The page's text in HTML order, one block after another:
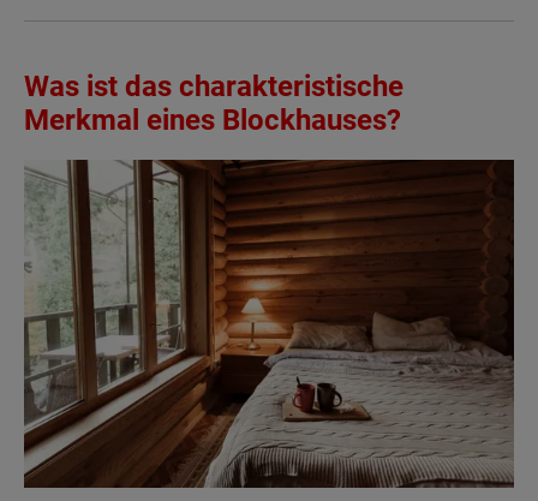
Was ist das charakteristische
Merkmal eines Blockhauses?